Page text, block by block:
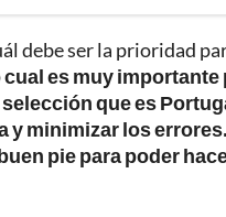
debe ser la prioridad
es muy
que es
y minimizar los
pie para poder